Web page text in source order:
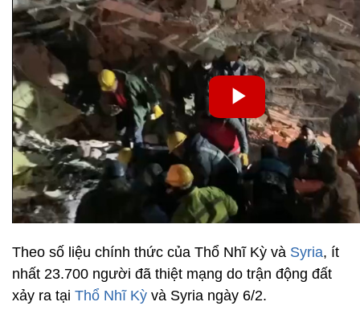
Theo số liệu chính thức của Thổ Nhĩ Kỳ và Syria, ít
nhất 23.700 người đã thiệt mạng do trận động đất
xảy ra tại Thổ Nhĩ Kỳ và Syria ngày 6/2.